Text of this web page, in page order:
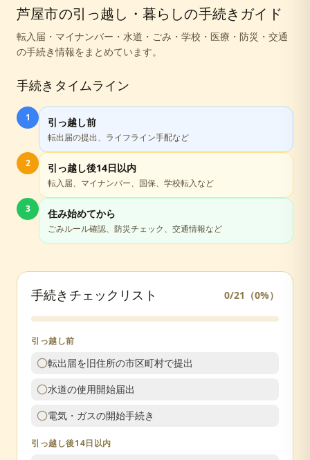
芦屋市の引っ越し・暮らしの手続きガイド
転入届・マイナンバー・水道・ごみ・学校・医療・防災・交通
の手続き情報をまとめています。
手続きタイムライン
1 引っ越し前
転出届の提出、ライフライン手配など
2 引っ越し後14日以内
転入届、マイナンバー、国保、学校転入など
3 住み始めてから
ごみルール確認、防災チェック、交通情報など
手続きチェックリスト 0/21 （0%）
引っ越し前
転出届を旧住所の市区町村で提出
水道の使用開始届出
電気・ガスの開始手続き
引っ越し後14日以内